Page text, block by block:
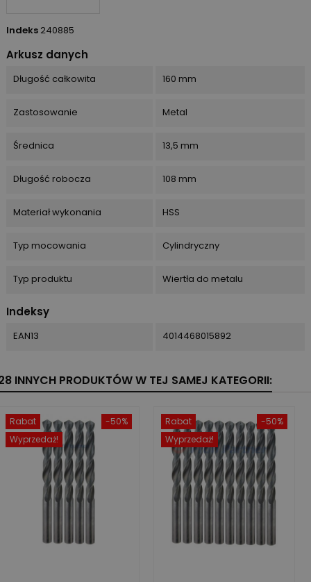
Indeks 240885
Arkusz danych
Długość całkowita 160 mm
Zastosowanie Metal
Średnica 13,5 mm
Długość robocza 108 mm
Materiał wykonania HSS
Typ mocowania Cylindryczny
Typ produktu Wiertła do metalu
Indeksy
EAN13 4014468015892
INNYCH PRODUKTÓW W TEJ SAMEJ KATEGORII:
-50%
Rabat
Wyprzedaż!
-50%
Rabat
Wyprzedaż!